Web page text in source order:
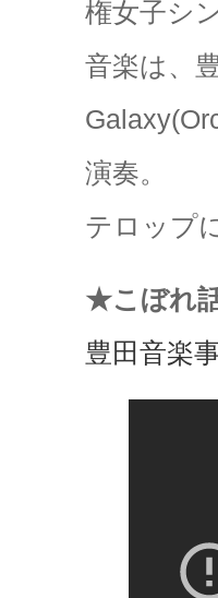
権女子シ
音楽は、
演奏。
テロップ
★こぼれ
豊田音楽